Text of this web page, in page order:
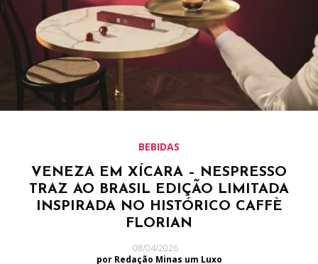
BEBIDAS
VENEZA EM XÍCARA – NESPRESSO
TRAZ AO BRASIL EDIÇÃO LIMITADA
INSPIRADA NO HISTÓRICO CAFFÈ
FLORIAN
08/04/2026
por Redação Minas um Luxo